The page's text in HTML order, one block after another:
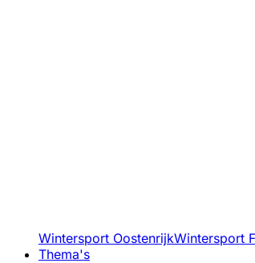
Wintersport OostenrijkWintersport
Thema's